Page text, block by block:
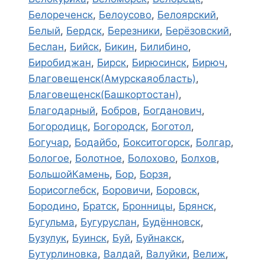
Белореченск, Белоусово, Белоярский,
Белый, Бердск, Березники, Берёзовский,
Беслан, Бийск, Бикин, Билибино,
Биробиджан, Бирск, Бирюсинск, Бирюч,
Благовещенск(Амурскаяобласть),
Благовещенск(Башкортостан),
Благодарный, Бобров, Богданович,
Богородицк, Богородск, Боготол,
Богучар, Бодайбо, Бокситогорск, Болгар,
Бологое, Болотное, Болохово, Болхов,
БольшойКамень, Бор, Борзя,
Борисоглебск, Боровичи, Боровск,
Бородино, Братск, Бронницы, Брянск,
Бугульма, Бугуруслан, Будённовск,
Бузулук, Буинск, Буй, Буйнакск,
Бутурлиновка, Валдай, Валуйки, Велиж,